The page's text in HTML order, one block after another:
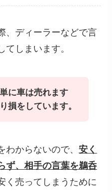
、ディーラーなどで言
てしまいます。
に車は売れます
損をしています。
わからないので、安く
ず、相手の言葉を鵜呑
く売ってしまうために